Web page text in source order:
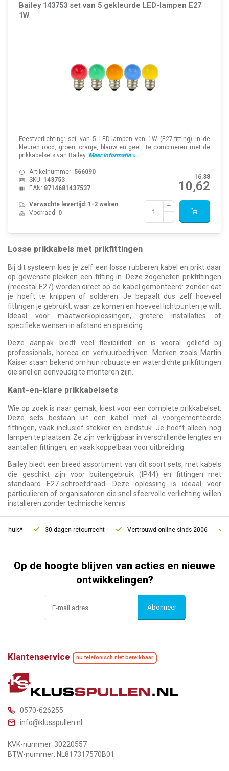
Bailey 143753 set van 5 gekleurde LED-lampen E27
1W
Feestverlichting: set van 5 LED-lampen van 1W (E27-fitting) in de
kleuren rood, groen, oranje, blauw en geel. Te combineren met de
prikkabelsets van Bailey. Meer informatie »
16,38
10,62
Artikelnummer: 566090
SKU: 143753
EAN: 8714681437537
Verwachte levertijd: 1-2 weken
Voorraad: 0
Losse prikkabels met prikfittingen
Bij dit systeem kies je zelf een losse rubberen kabel en prikt daar
op gewenste plekken een fitting in. Deze zogeheten prikfittingen
(meestal E27) worden direct op de kabel gemonteerd: zonder dat
je hoeft te knippen of solderen. Je bepaalt dus zelf hoeveel
fittingen je gebruikt, waar ze komen en hoeveel lichtpunten je wilt.
Ideaal voor maatwerkoplossingen, grotere installaties of
specifieke wensen in afstand en spreiding.
Deze aanpak biedt veel flexibiliteit en is vooral geliefd bij
professionals, horeca en verhuurbedrijven. Merken zoals Martin
Kaiser staan bekend om hun robuuste en waterdichte prikfittingen
die snel en eenvoudig te monteren zijn.
Kant-en-klare prikkabelsets
Wie op zoek is naar gemak, kiest voor een complete prikkabelset.
Deze sets bestaan uit een kabel met al voorgemonteerde
fittingen, vaak inclusief stekker en eindstuk. Je hoeft alleen nog
lampen te plaatsen. Ze zijn verkrijgbaar in verschillende lengtes en
aantallen fittingen, en vaak koppelbaar voor uitbreiding.
Bailey biedt een breed assortiment van dit soort sets, met kabels
die geschikt zijn voor buitengebruik (IP44) en fittingen met
standaard E27-schroefdraad. Deze oplossing is ideaal voor
particulieren of organisatoren die snel sfeervolle verlichting willen
installeren zonder technische kennis.
30 dagen retourrecht Vertrouwd online sinds 2006 Gratis
Op de hoogte blijven van acties en nieuwe
ontwikkelingen?
Abonneer
Klantenservice nu telefonisch niet bereikbaar
0570-626255
info@klusspullen.nl
KVK-nummer: 30220557
BTW-nummer: NL817317570B01